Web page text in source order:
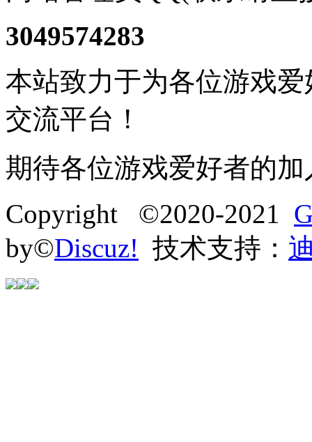
3049574283
本站致力于为各位游戏
交流平台！
期待各位游戏爱好者的加
Copyright ©2020-2021
by©Discuz! 技术支持：